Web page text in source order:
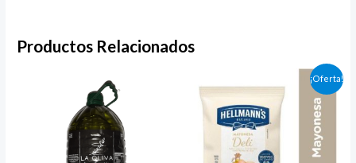
Productos Relacionados
¡Oferta!
precio
era:
$53.120.
precio
actual
es:
$45.210.